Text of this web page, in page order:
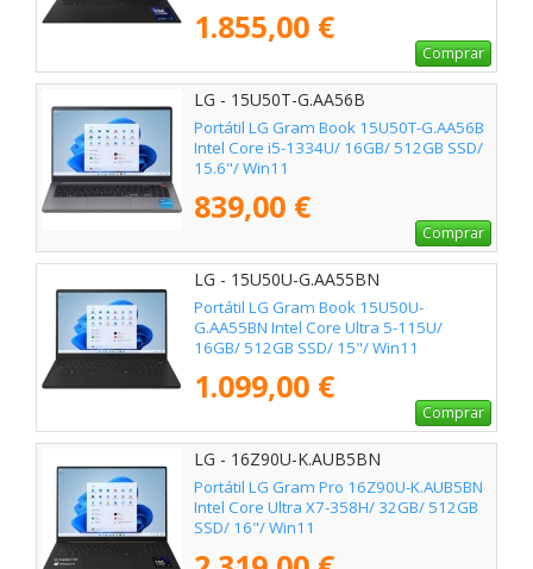
1.855,00 €
Comprar
LG - 15U50T-G.AA56B
Portátil LG Gram Book 15U50T-G.AA56B
Intel Core i5-1334U/ 16GB/ 512GB SSD/
15.6"/ Win11
839,00 €
Comprar
LG - 15U50U-G.AA55BN
Portátil LG Gram Book 15U50U-
G.AA55BN Intel Core Ultra 5-115U/
16GB/ 512GB SSD/ 15"/ Win11
1.099,00 €
Comprar
LG - 16Z90U-K.AUB5BN
Portátil LG Gram Pro 16Z90U-K.AUB5BN
Intel Core Ultra X7-358H/ 32GB/ 512GB
SSD/ 16"/ Win11